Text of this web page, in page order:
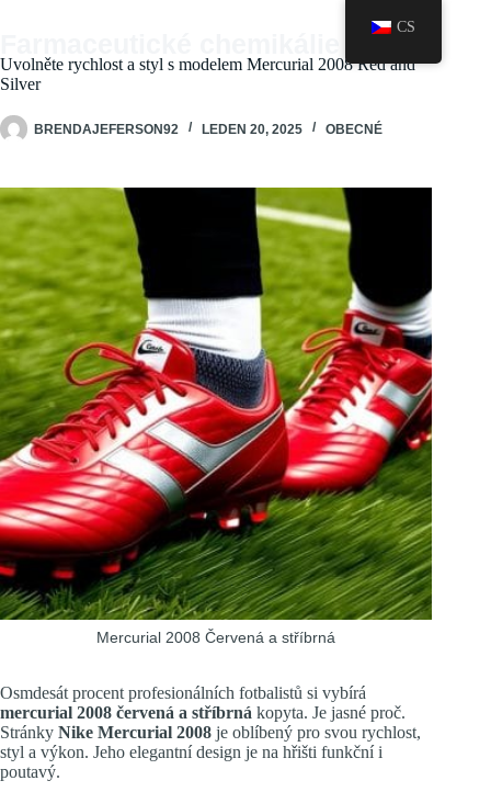
Uvolněte rychlost a styl s modelem Mercurial 2008 Red and
Silver
BRENDAJEFERSON92 LEDEN 20, 2025 OBECNÉ
Mercurial 2008 Červená a stříbrná
Osmdesát procent profesionálních fotbalistů si vybírá
mercurial 2008 červená a stříbrná kopyta. Je jasné proč.
Stránky Nike Mercurial 2008 je oblíbený pro svou rychlost,
styl a výkon. Jeho elegantní design je na hřišti funkční i
poutavý.
CS